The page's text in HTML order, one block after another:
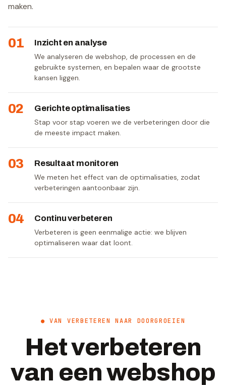
maken.
01 Inzicht en analyse
We analyseren de webshop, de processen en de
gebruikte systemen, en bepalen waar de grootste
kansen liggen.
02 Gerichte optimalisaties
Stap voor stap voeren we de verbeteringen door die
de meeste impact maken.
03 Resultaat monitoren
We meten het effect van de optimalisaties, zodat
verbeteringen aantoonbaar zijn.
04 Continu verbeteren
Verbeteren is geen eenmalige actie: we blijven
optimaliseren waar dat loont.
● VAN VERBETEREN NAAR DOORGROEIEN
Het verbeteren
van een webshop